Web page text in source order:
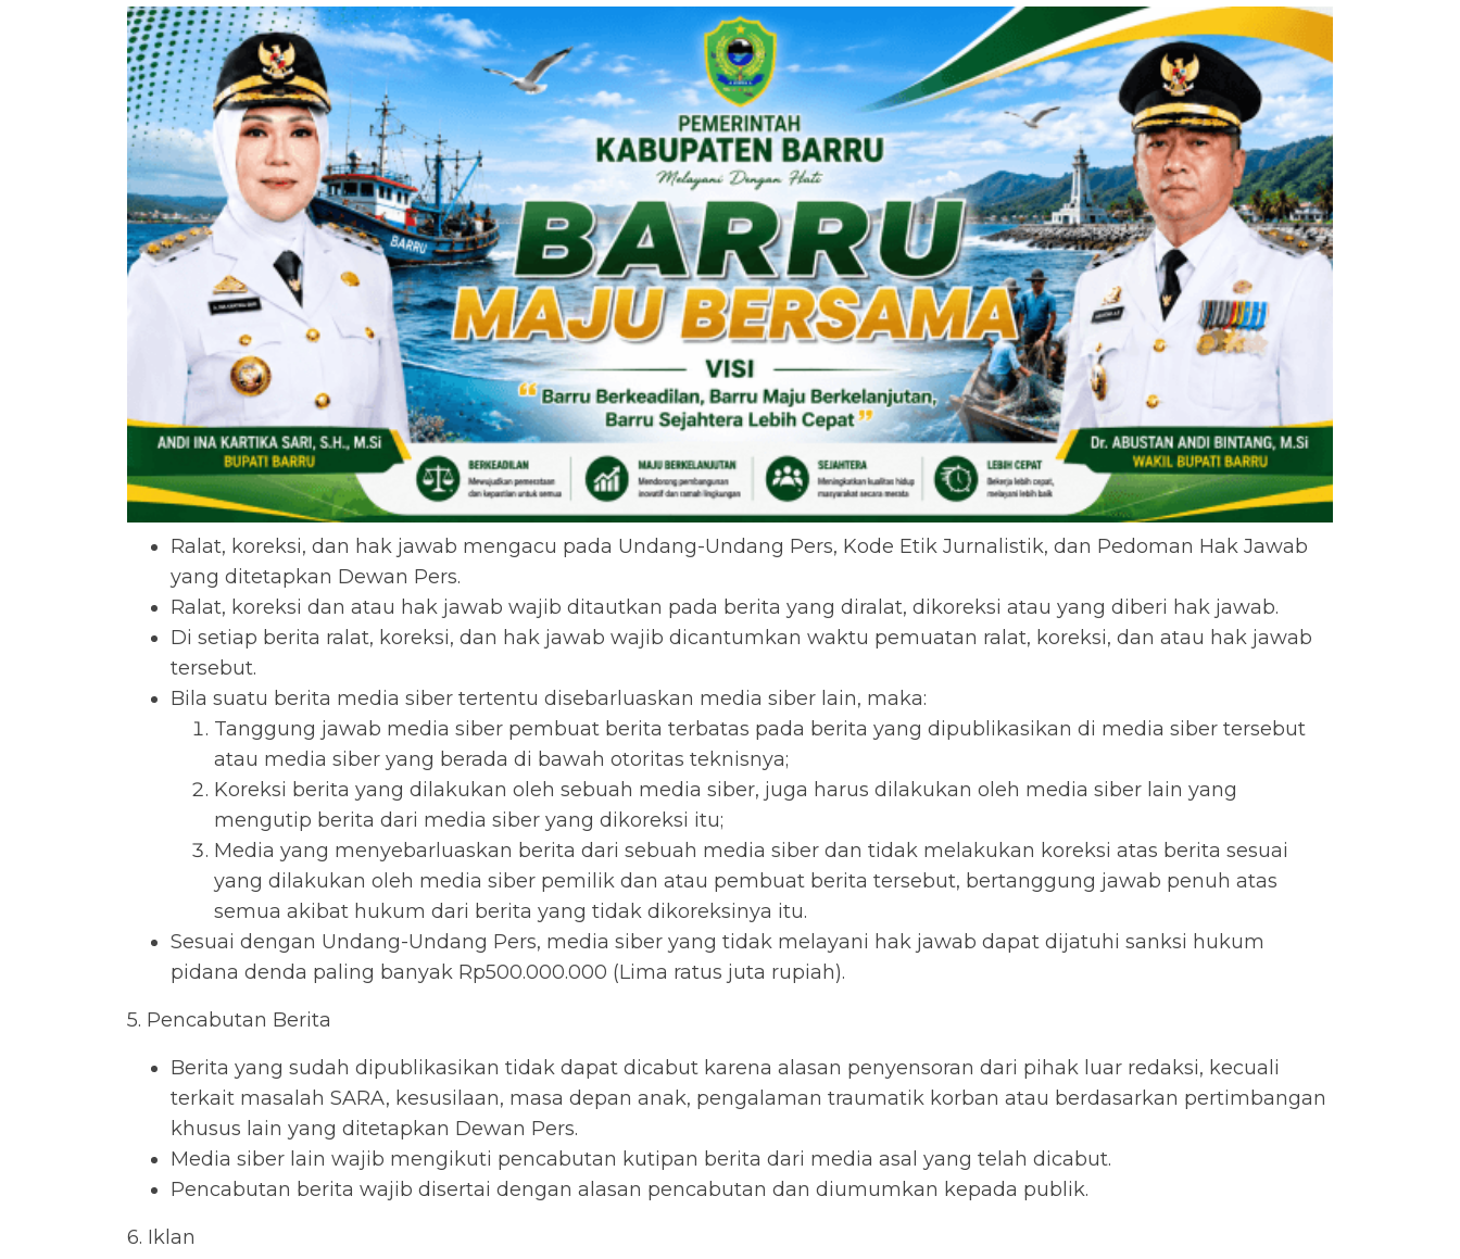
Ralat, koreksi, dan hak jawab mengacu pada Undang-Undang Pers, Kode Etik Jurnalistik, dan Pedoman Hak Jawab
yang ditetapkan Dewan Pers.
Ralat, koreksi dan atau hak jawab wajib ditautkan pada berita yang diralat, dikoreksi atau yang diberi hak jawab.
Di setiap berita ralat, koreksi, dan hak jawab wajib dicantumkan waktu pemuatan ralat, koreksi, dan atau hak jawab
tersebut.
Bila suatu berita media siber tertentu disebarluaskan media siber lain, maka:
Tanggung jawab media siber pembuat berita terbatas pada berita yang dipublikasikan di media siber tersebut
atau media siber yang berada di bawah otoritas teknisnya;
Koreksi berita yang dilakukan oleh sebuah media siber, juga harus dilakukan oleh media siber lain yang
mengutip berita dari media siber yang dikoreksi itu;
Media yang menyebarluaskan berita dari sebuah media siber dan tidak melakukan koreksi atas berita sesuai
yang dilakukan oleh media siber pemilik dan atau pembuat berita tersebut, bertanggung jawab penuh atas
semua akibat hukum dari berita yang tidak dikoreksinya itu.
Sesuai dengan Undang-Undang Pers, media siber yang tidak melayani hak jawab dapat dijatuhi sanksi hukum
pidana denda paling banyak Rp500.000.000 (Lima ratus juta rupiah).
5. Pencabutan Berita
Berita yang sudah dipublikasikan tidak dapat dicabut karena alasan penyensoran dari pihak luar redaksi, kecuali
terkait masalah SARA, kesusilaan, masa depan anak, pengalaman traumatik korban atau berdasarkan pertimbangan
khusus lain yang ditetapkan Dewan Pers.
Media siber lain wajib mengikuti pencabutan kutipan berita dari media asal yang telah dicabut.
Pencabutan berita wajib disertai dengan alasan pencabutan dan diumumkan kepada publik.
6. Iklan